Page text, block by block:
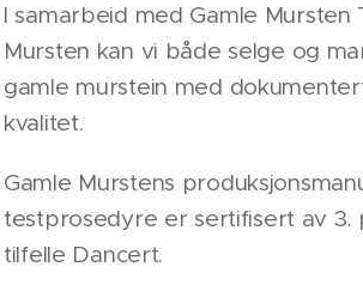
I samarbeid med Gamle Mursten
Mursten kan vi både selge og
gamle murstein med
kvalitet.
Gamle Murstens
testprosedyre er sertifisert av 3.
tilfelle Dancert.